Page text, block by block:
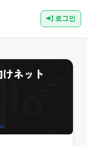
로그인